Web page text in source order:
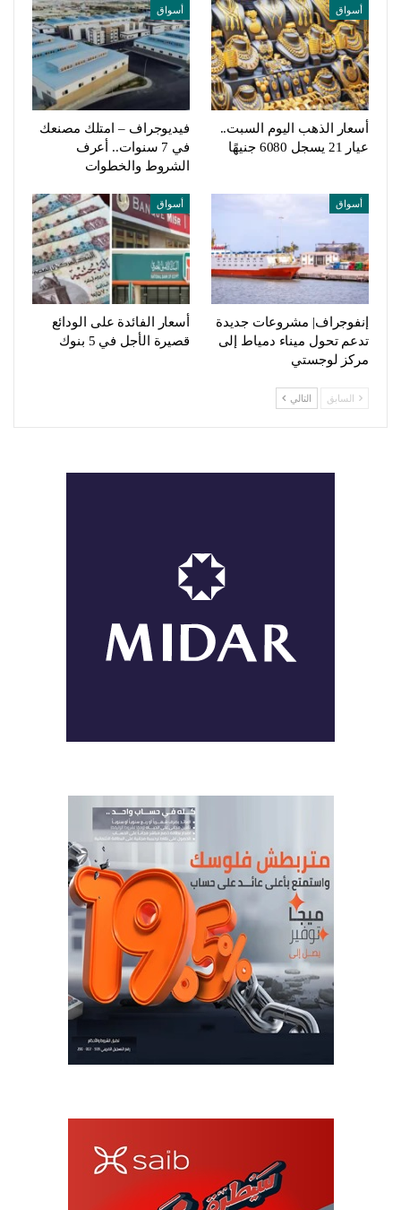
أسواق
أسعار الذهب اليوم السبت..
عيار 21 يسجل 6080 جنيهًا
أسواق
فيديوجراف – امتلك مصنعك
في 7 سنوات.. أعرف
الشروط والخطوات
أسواق
إنفوجراف| مشروعات جديدة
تدعم تحول ميناء دمياط إلى
مركز لوجستي
أسواق
أسعار الفائدة على الودائع
قصيرة الأجل في 5 بنوك
السابق التالي